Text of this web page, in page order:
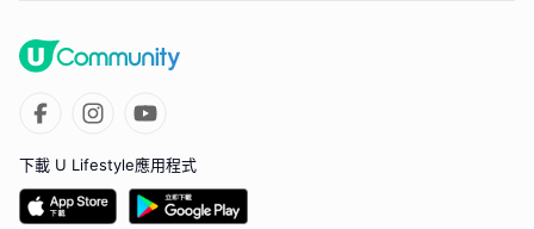
下載 U Lifestyle應用程式